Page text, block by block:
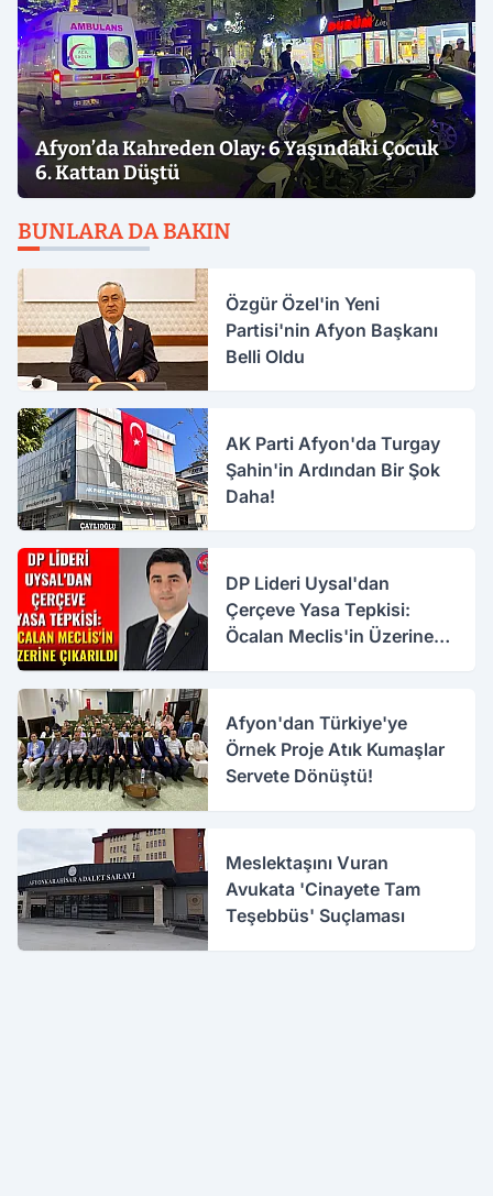
Afyon’da Kahreden Olay: 6 Yaşındaki Çocuk
6. Kattan Düştü
BUNLARA DA BAKIN
Özgür Özel'in Yeni
Partisi'nin Afyon Başkanı
Belli Oldu
AK Parti Afyon'da Turgay
Şahin'in Ardından Bir Şok
Daha!
DP Lideri Uysal'dan
Çerçeve Yasa Tepkisi:
Öcalan Meclis'in Üzerine
Afyon'dan Türkiye'ye
Örnek Proje Atık Kumaşlar
Servete Dönüştü!
Meslektaşını Vuran
Avukata 'Cinayete Tam
Teşebbüs' Suçlaması